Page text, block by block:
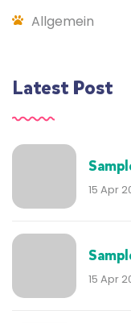
Allgemein
Latest Post
15 Apr
15 Apr